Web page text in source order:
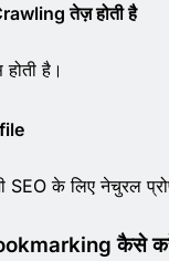
तेज़ होती है
है।
के लिए नेचुरल
कैसे